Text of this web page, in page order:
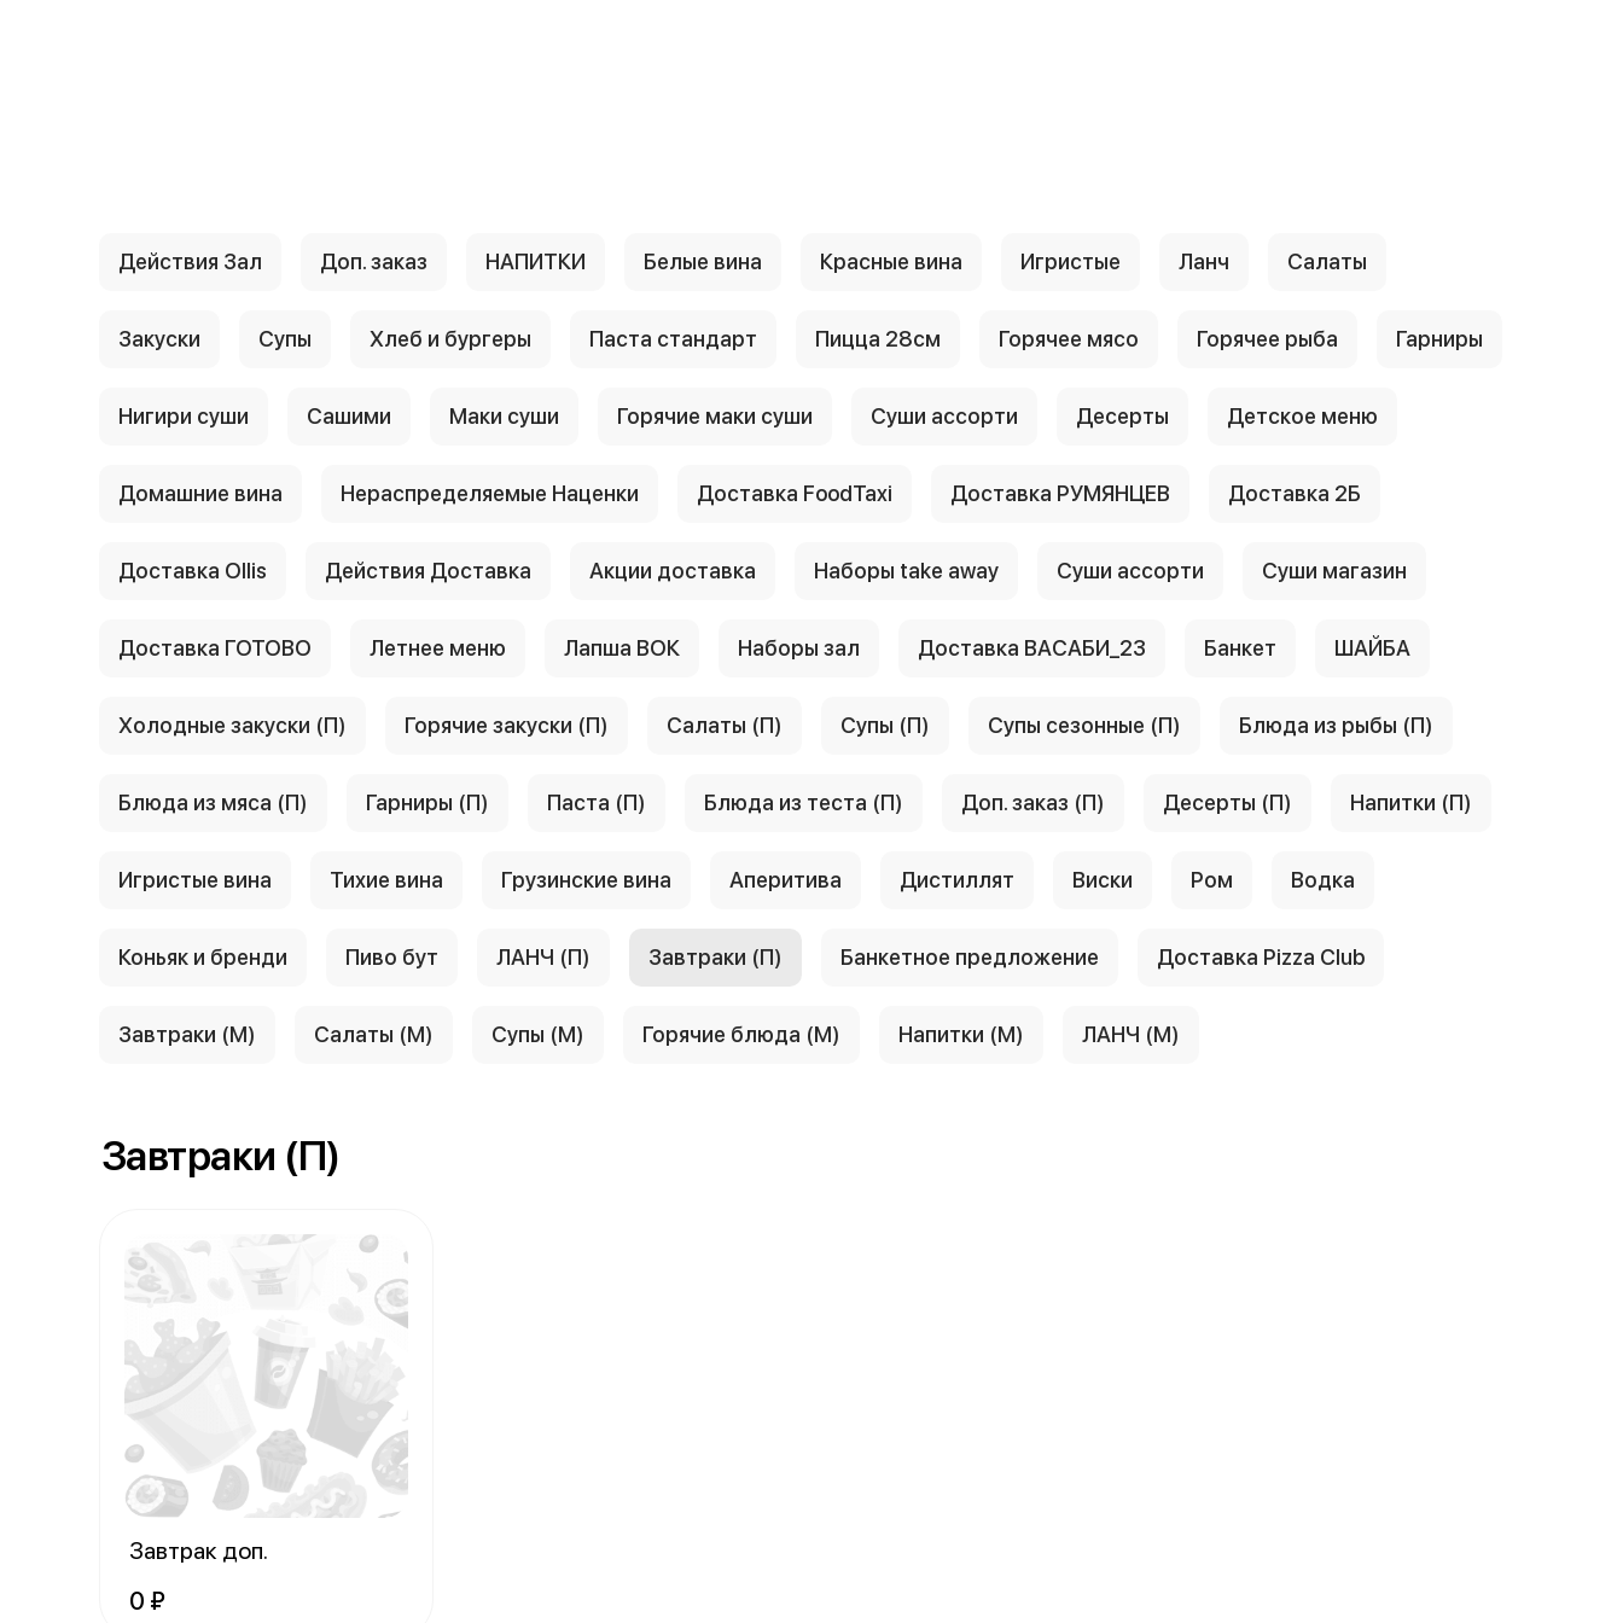
Действия Зал Доп. заказ НАПИТКИ Белые вина Красные вина Игристые Ланч Салаты
Закуски Супы Хлеб и бургеры Паста стандарт Пицца 28см Горячее мясо Горячее рыба Гарниры
Нигири суши Сашими Маки суши Горячие маки суши Суши ассорти Десерты Детское меню
Домашние вина Нераспределяемые Наценки Доставка FoodTaxi Доставка РУМЯНЦЕВ Доставка 2Б
Доставка Ollis Действия Доставка Акции доставка Наборы take away Суши ассорти Суши магазин
Доставка ГОТОВО Летнее меню Лапша ВОК Наборы зал Доставка ВАСАБИ_23 Банкет ШАЙБА
Холодные закуски (П) Горячие закуски (П) Салаты (П) Супы (П) Супы сезонные (П) Блюда из рыбы (П)
Блюда из мяса (П) Гарниры (П) Паста (П) Блюда из теста (П) Доп. заказ (П) Десерты (П) Напитки (П)
Игристые вина Тихие вина Грузинские вина Аперитива Дистиллят Виски Ром Водка
Коньяк и бренди Пиво бут ЛАНЧ (П) Завтраки (П) Банкетное предложение Доставка Pizza Club
Завтраки (М) Салаты (М) Супы (М) Горячие блюда (М) Напитки (М) ЛАНЧ (М)
Завтраки (П)
Завтрак доп.
0 ₽